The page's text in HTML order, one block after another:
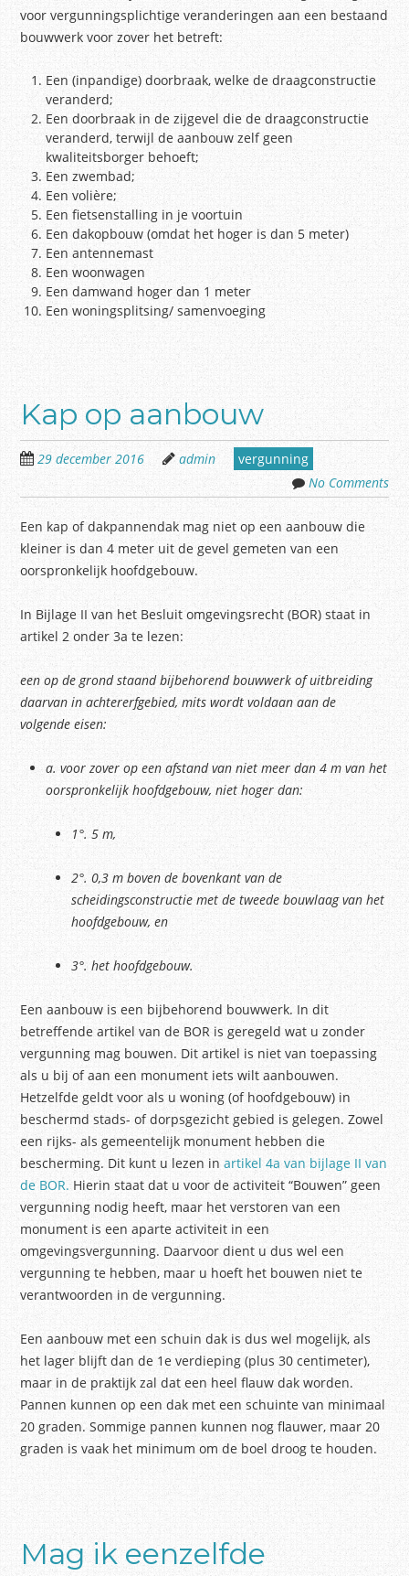
voor vergunningsplichtige veranderingen aan een bestaand
bouwwerk voor zover het betreft:
Een (inpandige) doorbraak, welke de draagconstructie
veranderd;
Een doorbraak in de zijgevel die de draagconstructie
veranderd, terwijl de aanbouw zelf geen
kwaliteitsborger behoeft;
Een zwembad;
Een volière;
Een fietsenstalling in je voortuin
Een dakopbouw (omdat het hoger is dan 5 meter)
Een antennemast
Een woonwagen
Een damwand hoger dan 1 meter
Een woningsplitsing/ samenvoeging
Kap op aanbouw
29 december 2016 admin
vergunning
No Comments
Een kap of dakpannendak mag niet op een aanbouw die
kleiner is dan 4 meter uit de gevel gemeten van een
oorspronkelijk hoofdgebouw.
In Bijlage II van het Besluit omgevingsrecht (BOR) staat in
artikel 2 onder 3a te lezen:
een op de grond staand bijbehorend bouwwerk of uitbreiding
daarvan in achtererfgebied, mits wordt voldaan aan de
volgende eisen:
a.voor zover op een afstand van niet meer dan 4 m van het
oorspronkelijk hoofdgebouw, niet hoger dan:
1°.5 m,
2°.0,3 m boven de bovenkant van de
scheidingsconstructie met de tweede bouwlaag van het
hoofdgebouw, en
3°.het hoofdgebouw.
Een aanbouw is een bijbehorend bouwwerk. In dit
betreffende artikel van de BOR is geregeld wat u zonder
vergunning mag bouwen. Dit artikel is niet van toepassing
als u bij of aan een monument iets wilt aanbouwen.
Hetzelfde geldt voor als u woning (of hoofdgebouw) in
beschermd stads- of dorpsgezicht gebied is gelegen. Zowel
een rijks- als gemeentelijk monument hebben die
bescherming. Dit kunt u lezen inartikel 4a van bijlage II van
de BOR.Hierin staat dat u voor de activiteit “Bouwen” geen
vergunning nodig heeft, maar het verstoren van een
monument is een aparte activiteit in een
omgevingsvergunning. Daarvoor dient u dus wel een
vergunning te hebben, maar u hoeft het bouwen niet te
verantwoorden in de vergunning.
Een aanbouw met een schuin dak is dus wel mogelijk, als
het lager blijft dan de 1e verdieping (plus 30 centimeter),
maar in de praktijk zal dat een heel flauw dak worden.
Pannen kunnen op een dak met een schuinte van minimaal
20 graden. Sommige pannen kunnen nog flauwer, maar 20
graden is vaak het minimum om de boel droog te houden.
Mag ik eenzelfde